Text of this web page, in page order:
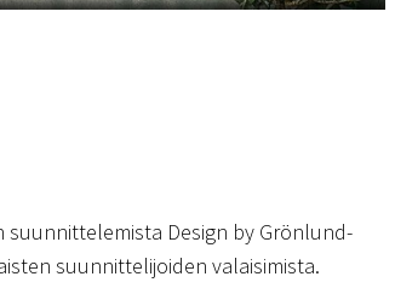
Design by Grönlund-
suunnittelijoiden valaisimista.